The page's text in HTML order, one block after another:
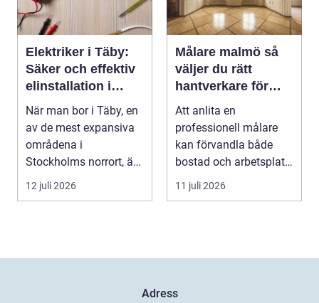
Elektriker i Täby:
Säker och effektiv
elinstallation i
norrort
När man bor i Täby, en
av de mest expansiva
områdena i
Stockholms norrort, är
b...
12 juli 2026
Målare malmö så
väljer du rätt
hantverkare för
hem och företag
Att anlita en
professionell målare
kan förvandla både
bostad och arbetsplats
på kort tid. Färger, yt...
11 juli 2026
Adress